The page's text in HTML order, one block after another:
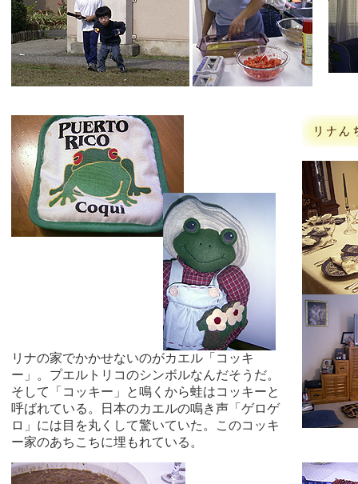
リナの家でかかせないのがカエル「コッキ
ー」。プエルトリコのシンボルなんだそうだ。
そして「コッキー」と鳴くから蛙はコッキーと
呼ばれている。日本のカエルの鳴き声「ゲロゲ
ロ」には目を丸くして驚いていた。このコッキ
ー家のあちこちに埋もれている。